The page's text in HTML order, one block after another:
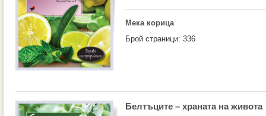
Мека корица
Брой страници: 336
Белтъците – храната на живота